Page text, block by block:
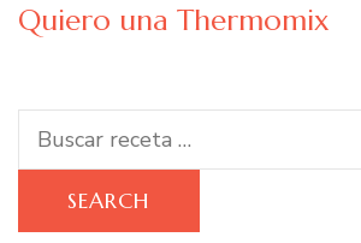
Quiero una Thermomix
Search
for: